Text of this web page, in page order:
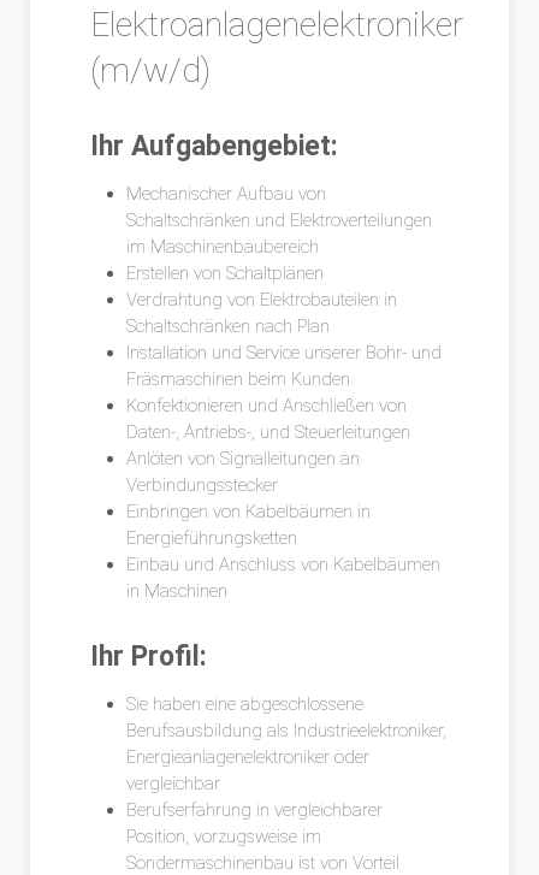
Elektroanlagenelektroniker
(m/w/d)
Ihr Aufgabengebiet:
Mechanischer Aufbau von
Schaltschränken und Elektroverteilungen
im Maschinenbaubereich
Erstellen von Schaltplänen
Verdrahtung von Elektrobauteilen in
Schaltschränken nach Plan
Installation und Service unserer Bohr- und
Fräsmaschinen beim Kunden
Konfektionieren und Anschließen von
Daten-, Antriebs-, und Steuerleitungen
Anlöten von Signalleitungen an
Verbindungsstecker
Einbringen von Kabelbäumen in
Energieführungsketten
Einbau und Anschluss von Kabelbäumen
in Maschinen
Ihr Profil:
Sie haben eine abgeschlossene
Berufsausbildung als Industrieelektroniker,
Energieanlagenelektroniker oder
vergleichbar
Berufserfahrung in vergleichbarer
Position, vorzugsweise im
Sondermaschinenbau ist von Vorteil